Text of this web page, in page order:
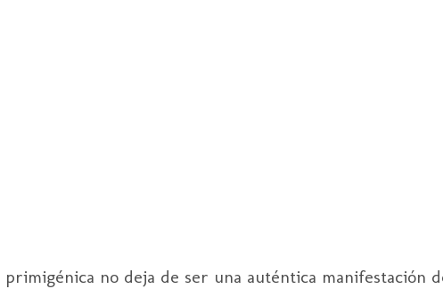
primigénica no deja de ser una auténtica manifestación